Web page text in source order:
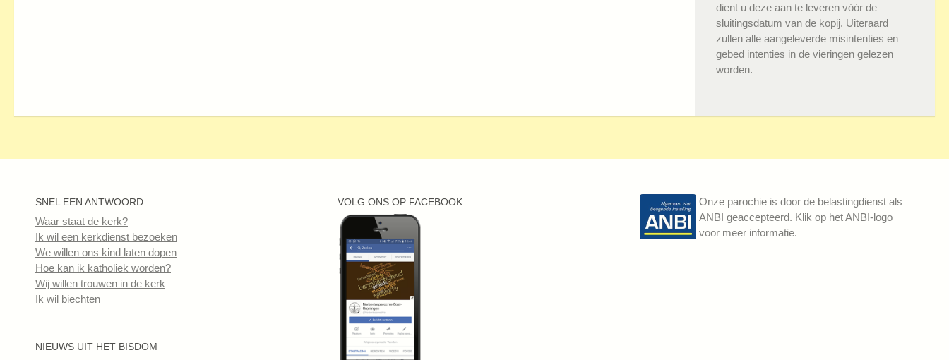
dient u deze aan te leveren vóór de
sluitingsdatum van de kopij. Uiteraard
zullen alle aangeleverde misintenties en
gebed intenties in de vieringen gelezen
worden.
SNEL EEN ANTWOORD
Waar staat de kerk?
Ik wil een kerkdienst bezoeken
We willen ons kind laten dopen
Hoe kan ik katholiek worden?
Wij willen trouwen in de kerk
Ik wil biechten
NIEUWS UIT HET BISDOM
VOLG ONS OP FACEBOOK
Onze parochie is door de belastingdienst als
ANBI geaccepteerd. Klik op het ANBI-logo
voor meer informatie.